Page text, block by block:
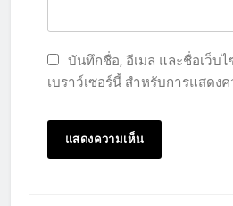
บันทึกชื่อ, อีเมล และชื่อเว็บ
เบราว์เซอร์นี้ สำหรับการแสดง